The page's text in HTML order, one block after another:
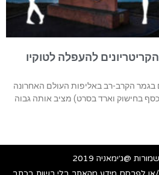
להעפלה לטוקיו
בגמר הקרב-רב באליפות העולם האחרונה
בחישוק וארד בסרט) מציב אותה גבוה
@ג׳ימאניה 2019